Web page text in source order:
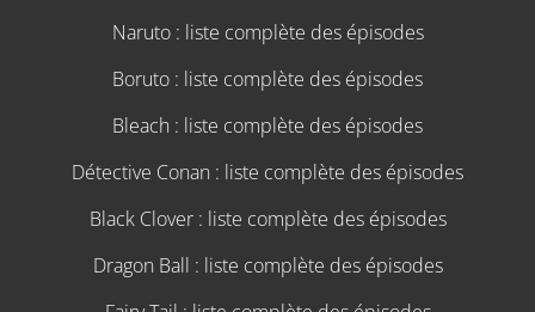
Naruto : liste complète des épisodes
Boruto : liste complète des épisodes
Bleach : liste complète des épisodes
Détective Conan : liste complète des épisodes
Black Clover : liste complète des épisodes
Dragon Ball : liste complète des épisodes